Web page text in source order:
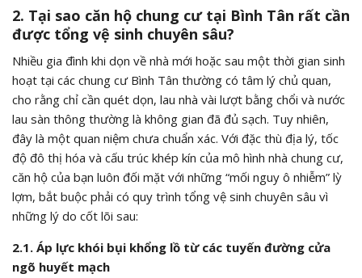
2. Tại sao căn hộ chung cư tại Bình Tân rất cần
được tổng vệ sinh chuyên sâu?
Nhiều gia đình khi dọn về nhà mới hoặc sau một thời gian sinh
hoạt tại các chung cư Bình Tân thường có tâm lý chủ quan,
cho rằng chỉ cần quét dọn, lau nhà vài lượt bằng chổi và nước
lau sàn thông thường là không gian đã đủ sạch. Tuy nhiên,
đây là một quan niệm chưa chuẩn xác. Với đặc thù địa lý, tốc
độ đô thị hóa và cấu trúc khép kín của mô hình nhà chung cư,
căn hộ của bạn luôn đối mặt với những “mối nguy ô nhiễm” lỳ
lợm, bắt buộc phải có quy trình tổng vệ sinh chuyên sâu vì
những lý do cốt lõi sau:
2.1. Áp lực khói bụi khổng lồ từ các tuyến đường cửa
ngõ huyết mạch